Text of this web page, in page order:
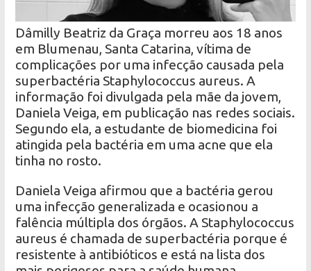
Dâmilly Beatriz da Graça morreu aos 18 anos
em Blumenau, Santa Catarina, vítima de
complicações por uma infecção causada pela
superbactéria Staphylococcus aureus. A
informação foi divulgada pela mãe da jovem,
Daniela Veiga, em publicação nas redes sociais.
Segundo ela, a estudante de biomedicina foi
atingida pela bactéria em uma acne que ela
tinha no rosto.
Daniela Veiga afirmou que a bactéria gerou
uma infecção generalizada e ocasionou a
falência múltipla dos órgãos. A Staphylococcus
aureus é chamada de superbactéria porque é
resistente à antibióticos e está na lista dos